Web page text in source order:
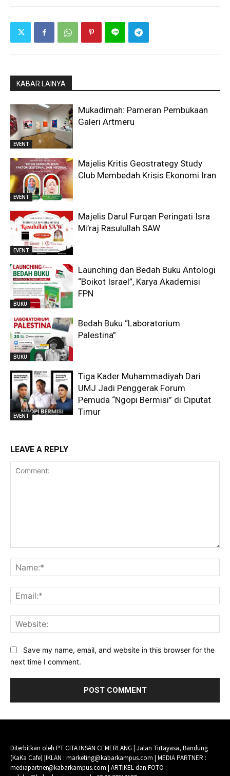
KABAR LAINYA
EVENT
Mukadimah: Pameran Pembukaan
Galeri Artmeru
EVENT
Majelis Kritis Geostrategy Study
Club Membedah Krisis Ekonomi Iran
EVENT
Majelis Darul Furqan Peringati Isra
Mi’raj Rasulullah SAW
BUKU
Launching dan Bedah Buku Antologi
“Boikot Israel”, Karya Akademisi
FPN
BUKU
Bedah Buku “Laboratorium
Palestina”
EVENT
Tiga Kader Muhammadiyah Dari
UMJ Jadi Penggerak Forum
Pemuda “Ngopi Bermisi” di Ciputat
Timur
LEAVE A REPLY
Save my name, email, and website in this browser for the
next time I comment.
Diterbitkan oleh PT CITA INSAN CEMERLANG | Jalan Tirtayasa, Bandung
(KaKa Cafe) |IKLAN : marketing@kabarkampus.com | MEDIA PARTNER :
mediapartner@kabarkampus.com | ARTIKEL dan FOTO :